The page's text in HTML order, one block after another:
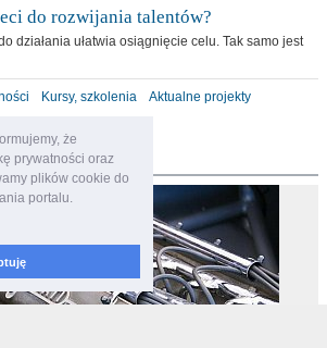
że
prywatności oraz
plików cookie do
portalu.
do rozwijania talentów?
działania ułatwia osiągnięcie celu. Tak samo jest
Kursy, szkolenia
Aktualne projekty